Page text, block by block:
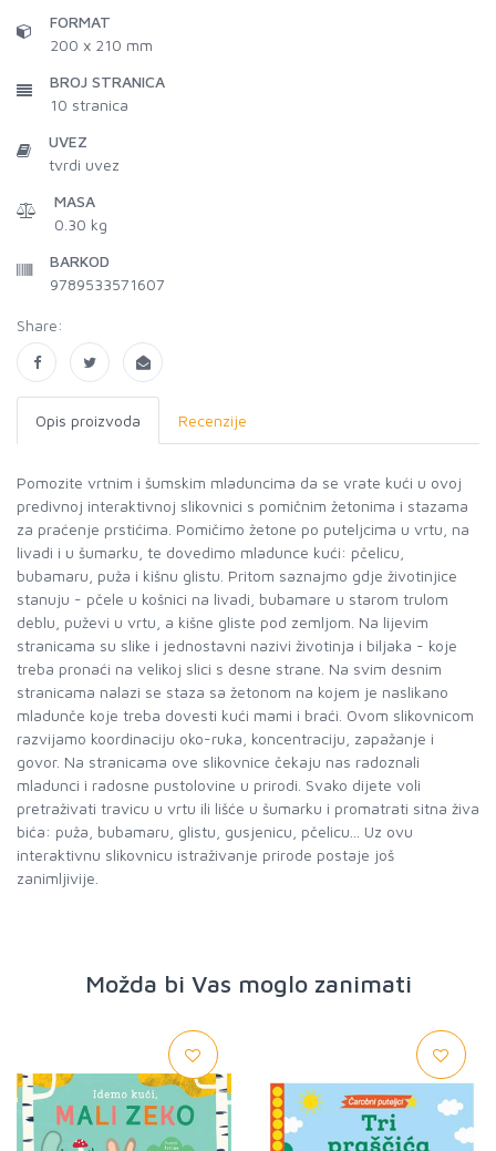
FORMAT
200 x 210 mm
BROJ STRANICA
10 stranica
UVEZ
tvrdi uvez
MASA
0.30 kg
BARKOD
9789533571607
Share:
Opis proizvoda Recenzije
Pomozite vrtnim i šumskim mladuncima da se vrate kući u ovoj
predivnoj interaktivnoj slikovnici s pomičnim žetonima i stazama
za praćenje prstićima. Pomičimo žetone po puteljcima u vrtu, na
livadi i u šumarku, te dovedimo mladunce kući: pčelicu,
bubamaru, puža i kišnu glistu. Pritom saznajmo gdje životinjice
stanuju - pčele u košnici na livadi, bubamare u starom trulom
deblu, puževi u vrtu, a kišne gliste pod zemljom. Na lijevim
stranicama su slike i jednostavni nazivi životinja i biljaka - koje
treba pronaći na velikoj slici s desne strane. Na svim desnim
stranicama nalazi se staza sa žetonom na kojem je naslikano
mladunče koje treba dovesti kući mami i braći. Ovom slikovnicom
razvijamo koordinaciju oko-ruka, koncentraciju, zapažanje i
govor. Na stranicama ove slikovnice čekaju nas radoznali
mladunci i radosne pustolovine u prirodi. Svako dijete voli
pretraživati travicu u vrtu ili lišće u šumarku i promatrati sitna živa
bića: puža, bubamaru, glistu, gusjenicu, pčelicu... Uz ovu
interaktivnu slikovnicu istraživanje prirode postaje još
zanimljivije.
Možda bi Vas moglo zanimati